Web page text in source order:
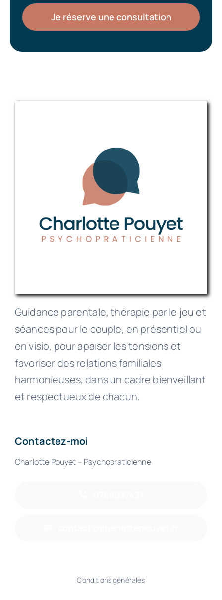
Je réserve une consultation
Guidance parentale, thérapie par le jeu et
séances pour le couple, en présentiel ou
en visio, pour apaiser les tensions et
favoriser des relations familiales
harmonieuses, dans un cadre bienveillant
et respectueux de chacun.
Contactez-moi
Charlotte Pouyet – Psychopraticienne
Conditions générales